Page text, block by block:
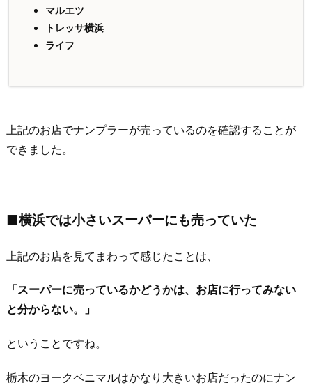
マルエツ
トレッサ横浜
ライフ
上記のお店でナンプラーが売っているのを確認することが
できました。
■横浜では小さいスーパーにも売っていた
上記のお店を見てまわって感じたことは、
「スーパーに売っているかどうかは、お店に行ってみない
と分からない。」
ということですね。
栃木のヨークベニマルはかなり大きいお店だったのにナン